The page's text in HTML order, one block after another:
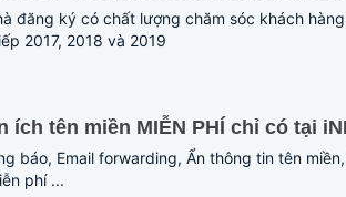
đăng ký có chất lượng chăm sóc khách
2017, 2018 và 2019
ích tên miền MIỄN PHÍ chỉ có tại
báo, Email forwarding, Ẩn thông tin tên
phí ...